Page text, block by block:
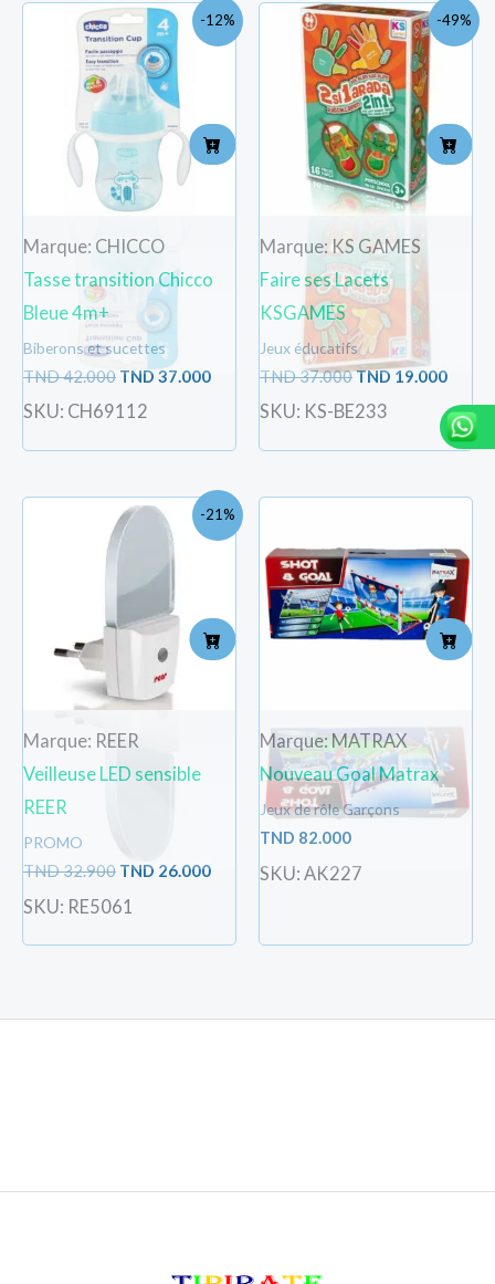
-12%
Marque: CHICCO
Tasse transition Chicco
Bleue 4m+
Biberons et sucettes
TND42.000
Le
prix
initial
était :
TND
42.000.
TND37.000
Le
prix
SKU: CH69112
-49%
Marque: KS GAMES
Faire ses Lacets
KSGAMES
Jeux éducatifs
TND37.000
Le
prix
initial
était :
TND
37.000.
TND 19.000
Le
prix
SKU: KS-BE233
-21%
Marque: REER
Veilleuse LED sensible
REER
PROMO
TND32.900
Le
prix
initial
TND
32.900.
TND 26.000
Le
prix
SKU: RE5061
Marque: MATRAX
Nouveau Goal Matrax
Jeux de rôle Garçons
TND 82.000
SKU: AK227